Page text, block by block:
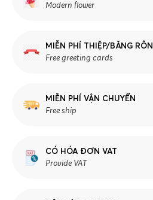
Modern flower
MIỄN PHÍ THIỆP/BĂNG RÔN
Free greeting cards
MIỄN PHÍ VẬN CHUYỂN
Free ship
CÓ HÓA ĐƠN VAT
Provide VAT